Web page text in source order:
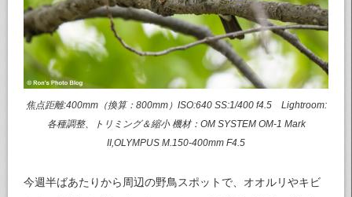
焦点距離:400mm（換算：800mm）ISO:640 SS:1/400 f4.5 Lightroom:
各種調整、トリミング＆縮小 機材：OM SYSTEM OM-1 Mark
II,OLYMPUS M.150-400mm F4.5
今週半ばあたりから周辺の野鳥スポットで、オオルリやキビ